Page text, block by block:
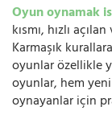
Oyun oynamak
kısmı, hızlı
Karmaşık
oyunlar özellikle
oyunlar, hem
oynayanlar için